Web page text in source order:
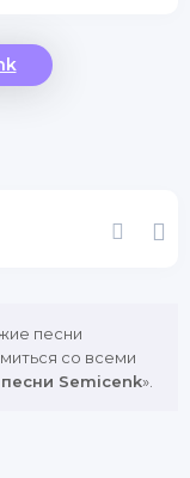
песни
со всеми
Semicenk».